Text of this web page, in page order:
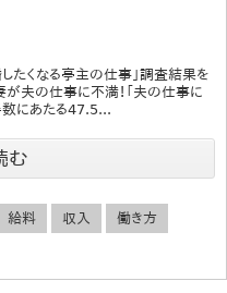
たくなる亭主の仕事」調査結果を
夫の仕事に不満！「夫の仕事に
数にあたる47.5...
む
給料 収入 働き方